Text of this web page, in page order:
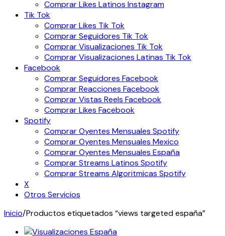
Comprar Likes Latinos Instagram
Tik Tok
Comprar Likes Tik Tok
Comprar Seguidores Tik Tok
Comprar Visualizaciones Tik Tok
Comprar Visualizaciones Latinas Tik Tok
Facebook
Comprar Seguidores Facebook
Comprar Reacciones Facebook
Comprar Vistas Reels Facebook
Comprar Likes Facebook
Spotify
Comprar Oyentes Mensuales Spotify
Comprar Oyentes Mensuales Mexico
Comprar Oyentes Mensuales España
Comprar Streams Latinos Spotify
Comprar Streams Algoritmicas Spotify
X
Otros Servicios
Inicio/Productos etiquetados “views targeted españa”